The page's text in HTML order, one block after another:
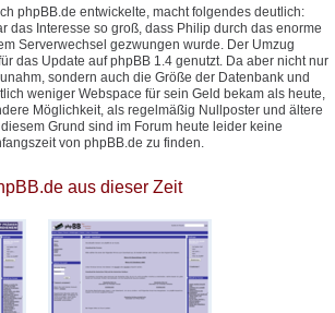
phpBB.de entwickelte, macht folgendes deutlich:
das Interesse so groß, dass Philip durch das enorme
Serverwechsel gezwungen wurde. Der Umzug
das Update auf phpBB 1.4 genutzt. Da aber nicht nur
sondern auch die Größe der Datenbank und
weniger Webspace für sein Geld bekam als heute,
Möglichkeit, als regelmäßig Nullposter und ältere
Grund sind im Forum heute leider keine
von phpBB.de zu finden.
aus dieser Zeit